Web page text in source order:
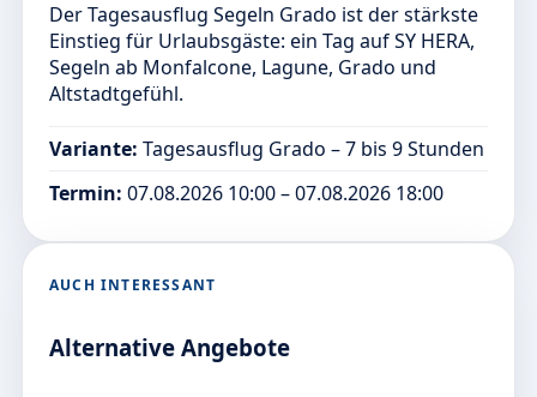
Der Tagesausflug Segeln Grado ist der stärkste
Einstieg für Urlaubsgäste: ein Tag auf SY HERA,
Segeln ab Monfalcone, Lagune, Grado und
Altstadtgefühl.
Variante: Tagesausflug Grado – 7 bis 9 Stunden
Termin: 07.08.2026 10:00 – 07.08.2026 18:00
AUCH INTERESSANT
Alternative Angebote